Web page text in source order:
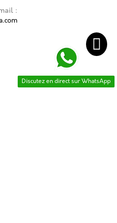
:
Discutez en direct sur WhatsApp